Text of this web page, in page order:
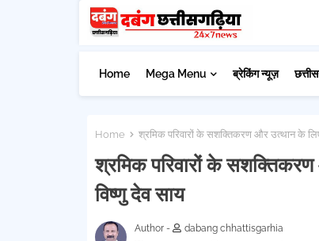
Home Mega Menu ब्रेकिंग न्यूज़
Home श्रमिक परिवारों के सशक्तिकरण और उत्थान के
श्रमिक परिवारों के
विष्णु देव साय
Author -
dabang chhattisgarhia